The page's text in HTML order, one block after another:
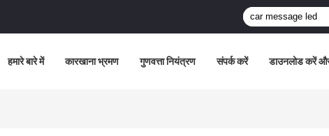
हमारे बारे में कारखाना भ्रमण गुणवत्ता नियंत्रण संपर्क करें डाउनलोड करें